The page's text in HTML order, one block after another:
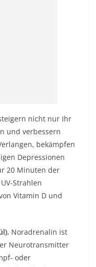
nicht nur Ihr
und verbessern
bekämpfen
Depressionen
20 Minuten der
Strahlen
Vitamin D und
Noradrenalin ist
Neurotransmitter
oder